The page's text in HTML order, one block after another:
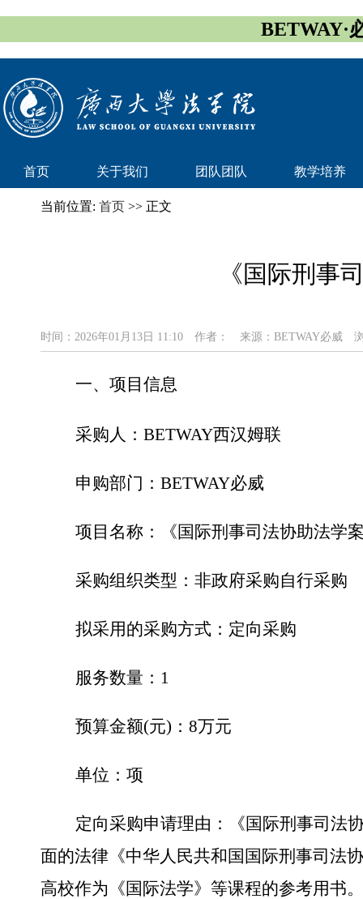
BETWAY·
首页 关于我们 团队团队 教学培养
当前位置: 首页 >> 正文
《国际刑事
时间：2026年01月13日 11:10 作者： 来源：BETWAY必威
一、项目信息
采购人：BETWAY西汉姆联
申购部门： BETWAY必威
项目名称： 《国际刑事司法协助法学
采购组织类型：非政府采购自行采购
拟采用的采购方式：定向采购
服务数量： 1
预算金额(元)： 8万元
单位：项
定向采购申请理由：
《国际刑事司法
面的法律《中华人民共和国国际刑事司法
高校作为《国际法学》等课程的参考用书。